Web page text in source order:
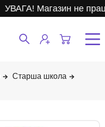
УВАГА! Магазин не
Старша школа